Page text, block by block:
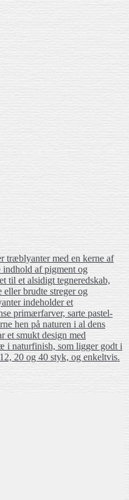
træblyanter med en kerne af
indhold af pigment og
til et alsidigt tegneredskab,
brudte streger og
indeholder et
primærfarver, sarte pastel-
hen på naturen i al dens
et smukt design med
i naturfinish, som ligger godt i
20 og 40 styk, og enkeltvis.